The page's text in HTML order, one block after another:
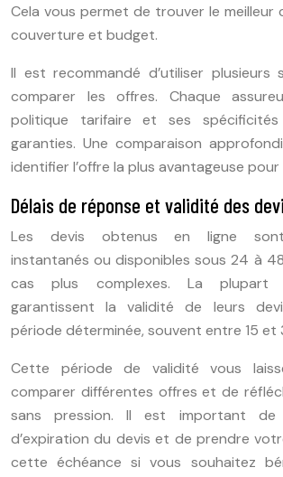
Cela vous permet de trouver le meilleur
couverture et budget.
Il est recommandé d’utiliser plusieurs
comparer les offres. Chaque
politique tarifaire et ses
garanties. Une comparaison
identifier l’offre la plus avantageuse
Délais de réponse et validité des
Les devis obtenus en ligne sont
instantanés ou disponibles sous 24 à
cas plus complexes. La plupart
garantissent la validité de leurs
période déterminée, souvent entre 15 et
Cette période de validité vous
comparer différentes offres et de
sans pression. Il est important
d’expiration du devis et de prendre
cette échéance si vous souhaitez